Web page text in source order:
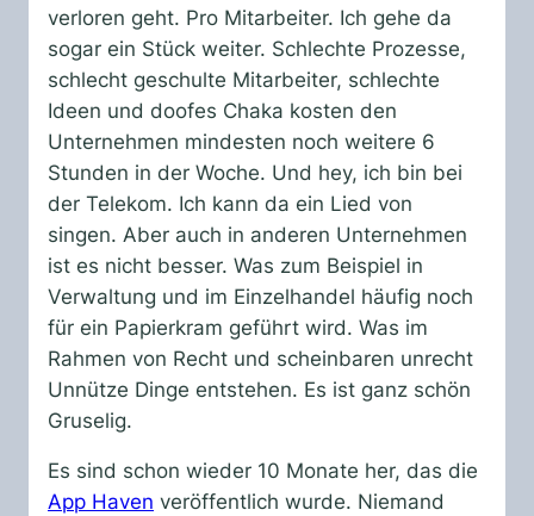
verloren geht. Pro Mitarbeiter. Ich gehe da
sogar ein Stück weiter. Schlechte Prozesse,
schlecht geschulte Mitarbeiter, schlechte
Ideen und doofes Chaka kosten den
Unternehmen mindesten noch weitere 6
Stunden in der Woche. Und hey, ich bin bei
der Telekom. Ich kann da ein Lied von
singen. Aber auch in anderen Unternehmen
ist es nicht besser. Was zum Beispiel in
Verwaltung und im Einzelhandel häufig noch
für ein Papierkram geführt wird. Was im
Rahmen von Recht und scheinbaren unrecht
Unnütze Dinge entstehen. Es ist ganz schön
Gruselig.
Es sind schon wieder 10 Monate her, das die
App Haven veröffentlich wurde. Niemand